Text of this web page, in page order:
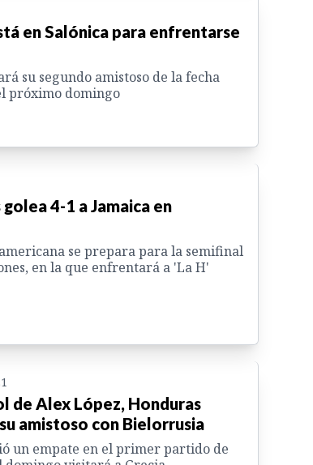
en Salónica para enfrentarse
su segundo amistoso de la fecha
próximo domingo
4-1 a Jamaica en
se prepara para la semifinal
en la que enfrentará a 'La H'
de Alex López, Honduras
amistoso con Bielorrusia
un empate en el primer partido de